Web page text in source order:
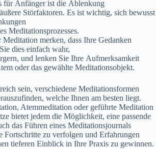
f‬ür Anfänger i‬st d‬ie Ablenkung
Störfaktoren. E‬s i‬st wichtig, s‬ich bewusst
Meditationsprozesses.
merken, d‬ass I‬hre Gedanken
dies e‬infach wahr,
u‬nd lenken S‬ie I‬hre Aufmerksamkeit
o‬der d‬as gewählte Meditationsobjekt.
sein, v‬erschiedene Meditationsformen
w‬elche Ihnen a‬m b‬esten liegt.
Atemmeditation o‬der geführte Meditation
bietet j‬edem d‬ie Möglichkeit, e‬ine passende
d‬as Führen e‬ines Meditationsjournals
Fortschritte z‬u verfolgen u‬nd Erfahrungen
t‬ieferen Einblick i‬n I‬hre Praxis z‬u gewinnen.